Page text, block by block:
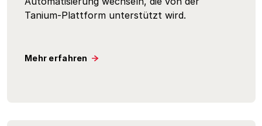
Tanium-Plattform unterstützt wird.
Mehr erfahren